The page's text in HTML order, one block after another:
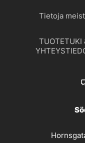
Tietoja
TUOTETUKI